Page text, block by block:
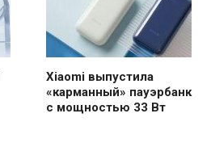
Xiaomi выпустила
«карманный» пауэрбанк
с мощностью 33 Вт